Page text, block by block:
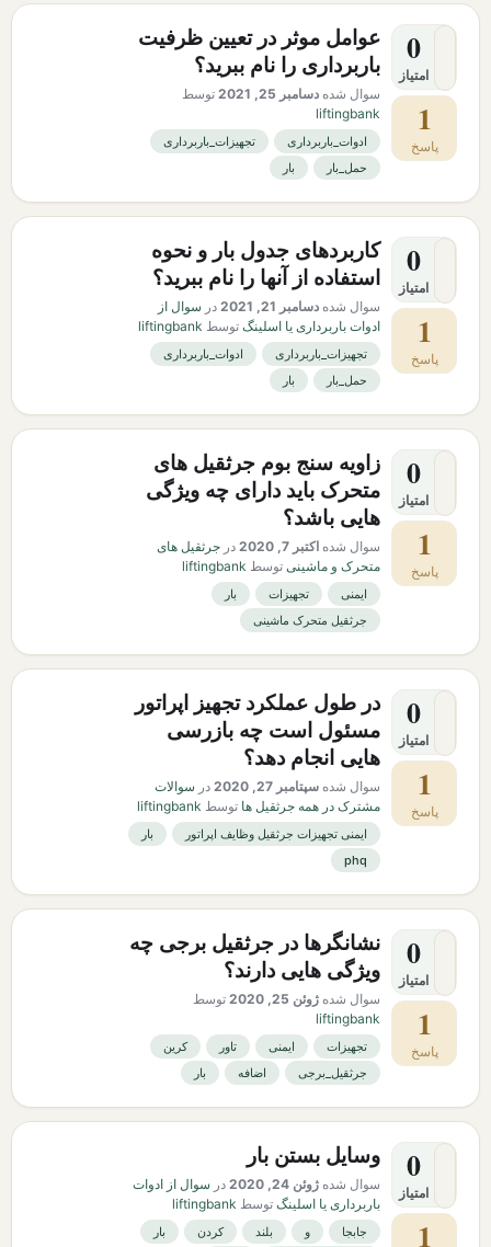
0
امتیاز
1
پاسخ
عوامل موثر در تعیین ظرفیت
باربرداری را نام ببرید؟
سوال شده دسامبر 25, 2021
توسط
liftingbank
ادوات_باربرداری
تجهیزات_باربرداری
حمل_بار
بار
0
امتیاز
1
پاسخ
کاربردهای جدول بار و نحوه
استفاده از آنها را نام ببرید؟
سوال شده دسامبر 21, 2021 در سوال از
ادوات باربرداری یا اسلینگ توسط liftingbank
تجهیزات_باربرداری
ادوات_باربرداری
حمل_بار
بار
0
امتیاز
1
پاسخ
زاویه سنج بوم جرثقیل های
متحرک باید دارای چه ویژگی
هایی باشد؟
سوال شده اکتبر 7, 2020 در جرثقیل های
متحرک و ماشینی توسط liftingbank
ایمنی تجهیزات
بار
جرثقیل متحرک ماشینی
0
امتیاز
1
پاسخ
در طول عملكرد تجهيز اپراتور
مسئول است چه بازرسی
هایی انجام دهد؟
سوال شده سپتامبر 27, 2020 در سوالات
مشترک در همه جرثقیل ها توسط liftingbank
ایمنی تجهیزات جرثقیل وظایف اپراتور
بار
phq
0
امتیاز
1
پاسخ
نشانگرها در جرثقیل برجی چه
ویژگی هایی دارند؟
سوال شده ژوئن 25, 2020
توسط
liftingbank
تجهیزات ایمنی تاور
کرین
جرثقیل_برجی
اضافه بار
0
امتیاز
1
وسایل بستن بار
سوال شده ژوئن 24, 2020 در سوال از ادوات
باربرداری یا اسلینگ توسط liftingbank
جابجا و بلند کردن بار